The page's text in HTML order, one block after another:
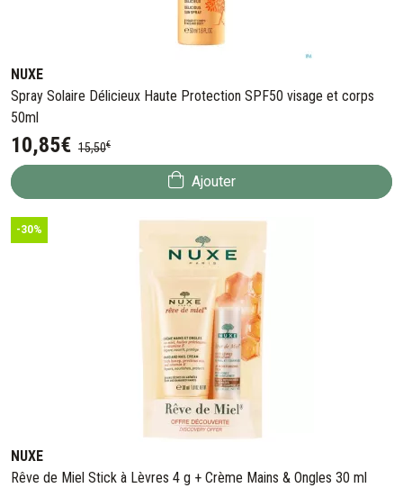
NUXE
Spray Solaire Délicieux Haute Protection SPF50 visage et corps
50ml
10,85€ 15,50€
Ajouter
-30%
NUXE
Rêve de Miel Stick à Lèvres 4 g + Crème Mains & Ongles 30 ml